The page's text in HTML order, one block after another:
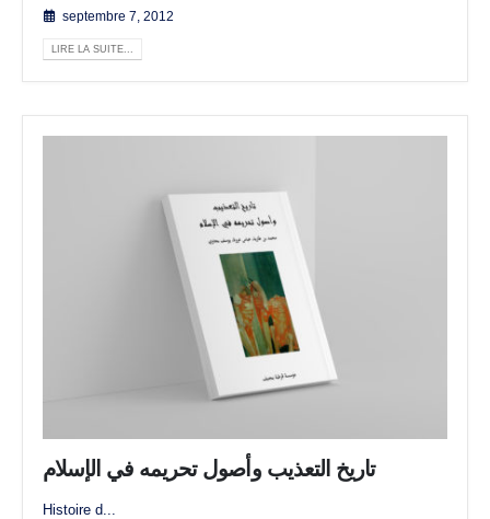
septembre 7, 2012
LIRE LA SUITE...
تاريخ التعذيب وأصول تحريمه في الإسلام
Histoire d...